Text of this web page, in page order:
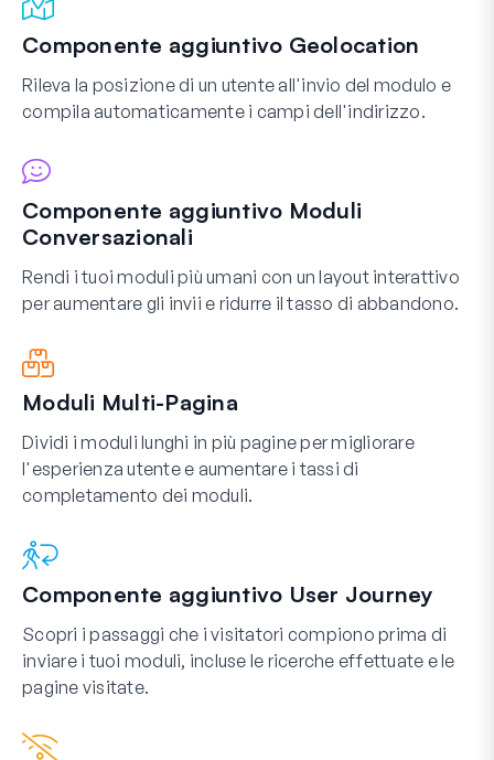
Componente aggiuntivo Geolocation
Rileva la posizione di un utente all'invio del modulo e
compila automaticamente i campi dell'indirizzo.
Componente aggiuntivo Moduli
Conversazionali
Rendi i tuoi moduli più umani con un layout interattivo
per aumentare gli invii e ridurre il tasso di abbandono.
Moduli Multi-Pagina
Dividi i moduli lunghi in più pagine per migliorare
l'esperienza utente e aumentare i tassi di
completamento dei moduli.
Componente aggiuntivo User Journey
Scopri i passaggi che i visitatori compiono prima di
inviare i tuoi moduli, incluse le ricerche effettuate e le
pagine visitate.